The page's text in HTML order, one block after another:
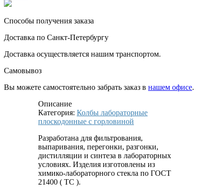
Способы получения заказа
Доставка по Санкт-Петербургу
Доставка осуществляется нашим транспортом.
Самовывоз
Вы можете самостоятельно забрать заказ в нашем офисе.
Описание
Категория: Колбы лабораторные
плоскодонные с горловиной
Разработана для фильтрования,
выпаривания, перегонки, разгонки,
дистилляции и синтеза в лабораторных
условиях. Изделия изготовлены из
химико-лабораторного стекла по ГОСТ
21400 ( ТС ).